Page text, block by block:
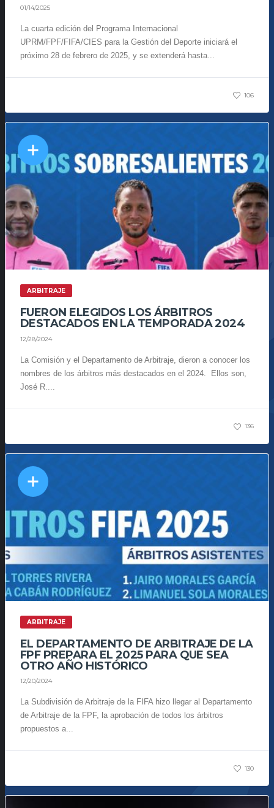
01/14/2025
La cuarta edición del Programa Internacional
UPRM/FPF/FIFA/CIES para la Gestión del Deporte iniciará el
próximo 28 de febrero de 2025, y se extenderá hasta...
106
ARBITRAJE
FUERON ELEGIDOS LOS ÁRBITROS
DESTACADOS EN LA TEMPORADA 2024
12/28/2024
La Comisión y el Departamento de Arbitraje, dieron a conocer los
nombres de los árbitros más destacados en el 2024. Ellos son,
José R....
136
ARBITRAJE
EL DEPARTAMENTO DE ARBITRAJE DE LA
FPF PREPARA EL 2025 PARA QUE SEA
OTRO AÑO HISTÓRICO
12/20/2024
La Subdivisión de Arbitraje de la FIFA hizo llegar al Departamento
de Arbitraje de la FPF, la aprobación de todos los árbitros
propuestos a...
130